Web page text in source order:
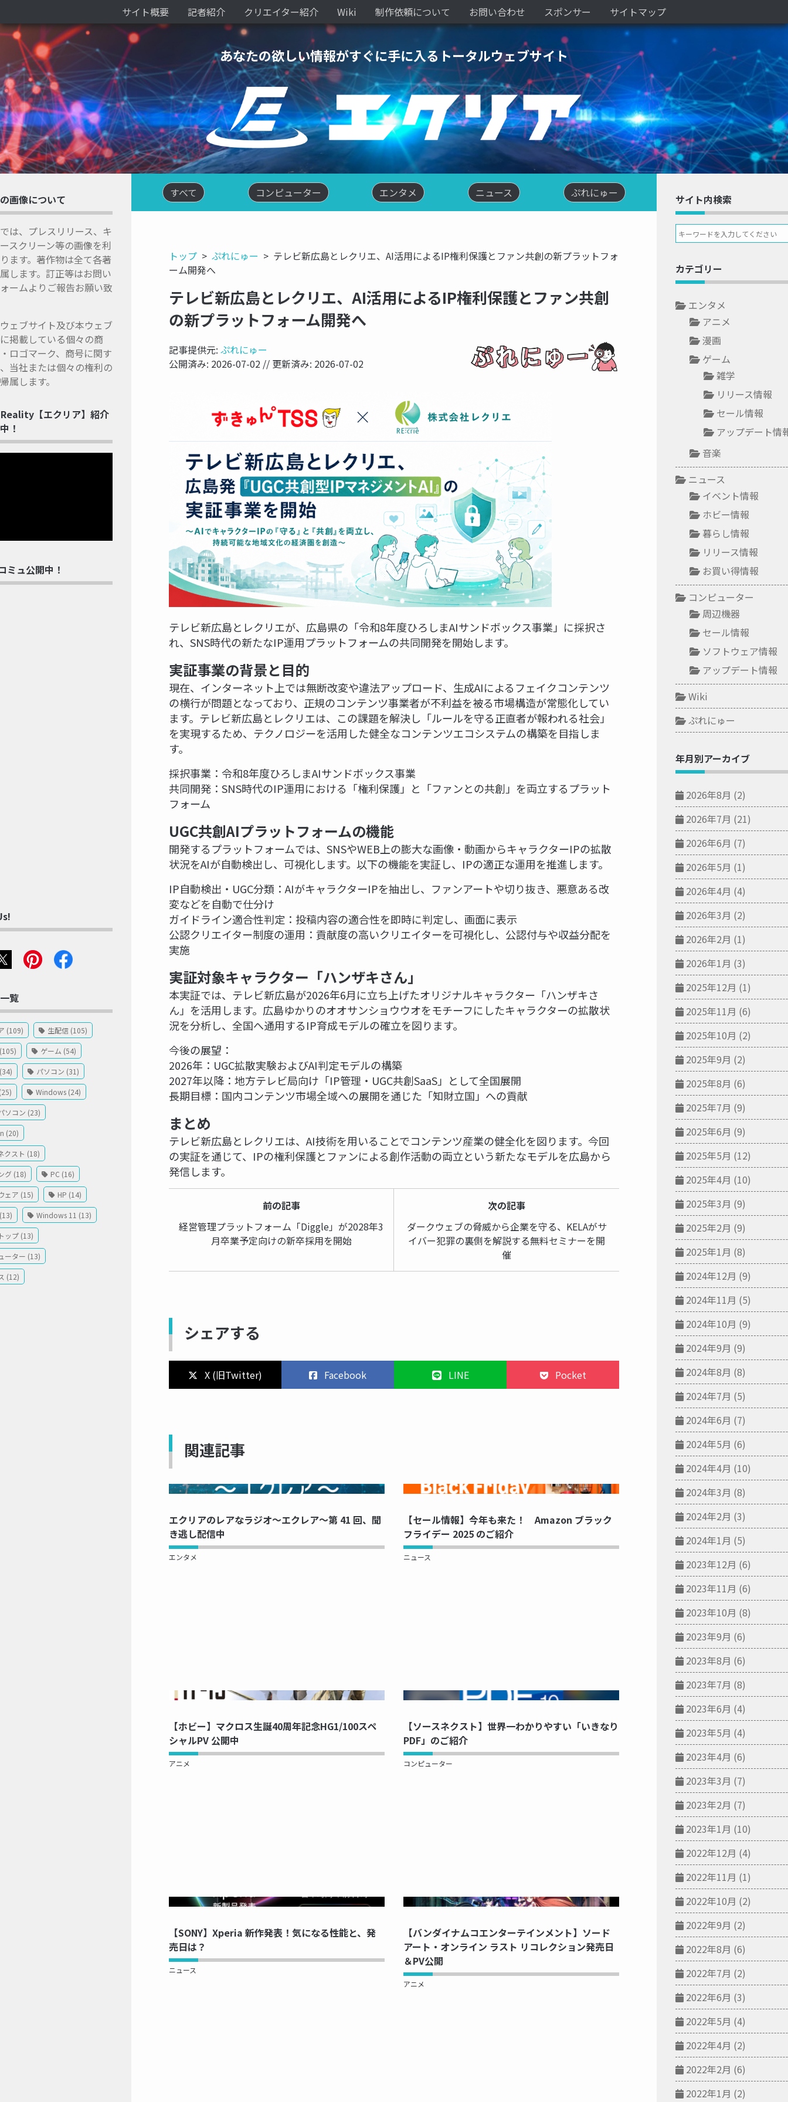
サイト概要 記者紹介 クリエイター紹介 Wiki 制作依頼について お問い合わせ スポンサー サイトマップ
あなたの欲しい情報がすぐに手に入るトータルウェブサイト
すべて コンピューター エンタメ ニュース ぷれにゅー
トップ ぷれにゅー
テレビ新広島とレクリエ、AI活用によるIP権利保護とファン共創の新プラットフォ
ーム開発へ
テレビ新広島とレクリエ、AI活用によるIP権利保護とファン共創
の新プラットフォーム開発へ
記事提供元: ぷれにゅー
公開済み: 2026-07-02 // 更新済み: 2026-07-02
テレビ新広島とレクリエが、広島県の「令和8年度ひろしまAIサンドボックス事業」に採択さ
れ、SNS時代の新たなIP運用プラットフォームの共同開発を開始します。
実証事業の背景と目的
現在、インターネット上では無断改変や違法アップロード、生成AIによるフェイクコンテンツ
の横行が問題となっており、正規のコンテンツ事業者が不利益を被る市場構造が常態化してい
ます。テレビ新広島とレクリエは、この課題を解決し「ルールを守る正直者が報われる社会」
を実現するため、テクノロジーを活用した健全なコンテンツエコシステムの構築を目指しま
す。
採択事業：令和8年度ひろしまAIサンドボックス事業
共同開発：SNS時代のIP運用における「権利保護」と「ファンとの共創」を両立するプラット
フォーム
UGC共創AIプラットフォームの機能
開発するプラットフォームでは、SNSやWEB上の膨大な画像・動画からキャラクターIPの拡散
状況をAIが自動検出し、可視化します。以下の機能を実証し、IPの適正な運用を推進します。
IP自動検出・UGC分類：AIがキャラクターIPを抽出し、ファンアートや切り抜き、悪意ある改
変などを自動で仕分け
ガイドライン適合性判定：投稿内容の適合性を即時に判定し、画面に表示
公認クリエイター制度の運用：貢献度の高いクリエイターを可視化し、公認付与や収益分配を
実施
実証対象キャラクター「ハンザキさん」
本実証では、テレビ新広島が2026年6月に立ち上げたオリジナルキャラクター「ハンザキさ
ん」を活用します。広島ゆかりのオオサンショウウオをモチーフにしたキャラクターの拡散状
況を分析し、全国へ通用するIP育成モデルの確立を図ります。
今後の展望：
2026年：UGC拡散実験およびAI判定モデルの構築
2027年以降：地方テレビ局向け「IP管理・UGC共創SaaS」として全国展開
長期目標：国内コンテンツ市場全域への展開を通じた「知財立国」への貢献
まとめ
テレビ新広島とレクリエは、AI技術を用いることでコンテンツ産業の健全化を図ります。今回
の実証を通じて、IPの権利保護とファンによる創作活動の両立という新たなモデルを広島から
発信します。
前の記事
経営管理プラットフォーム「Diggle」が2028年3
月卒業予定向けの新卒採用を開始
次の記事
ダークウェブの脅威から企業を守る、KELAがサ
イバー犯罪の裏側を解説する無料セミナーを開
催
シェアする
X (旧Twitter) Facebook LINE Pocket
関連記事
NOW PRINTING...
エクリアのレアなラジオ～エクレア～第 41 回、聞
き逃し配信中
エンタメ
NOW PRINTING...
【セール情報】今年も来た！ Amazon ブラック
フライデー 2025 のご紹介
ニュース
NOW PRINTING...
【ホビー】マクロス生誕40周年記念HG1/100スペ
シャルPV 公開中
アニメ
NOW PRINTING...
【ソースネクスト】世界一わかりやすい「いきなり
PDF」のご紹介
コンピューター
NOW PRINTING...
【SONY】Xperia 新作発表！気になる性能と、発
売日は？
ニュース
NOW PRINTING...
【バンダイナムコエンターテインメント】ソード
アート・オンライン ラスト リコレクション発売日
＆PV公開
アニメ
画像について
は、プレスリリース、キ
スクリーン等の画像を利
ます。著作物は全て各著
します。訂正等はお問い
ームよりご報告お願い致
ェブサイト及び本ウェブ
掲載している個々の商
ロゴマーク、商号に関す
当社または個々の権利の
属します。
【エクリア】紹介
！
ミュ公開中！
覧
(109) 生配信 (105)
ゲーム (54)
パソコン (31)
Windows (24)
ソコン (23)
(20)
クスト (18)
グ (18) PC (16)
ェア (15) HP (14)
Windows 11 (13)
ップ (13)
ーター (13)
(12)
サイト内検索
カテゴリー
エンタメ
アニメ
漫画
ゲーム
雑学
リリース情報
セール情報
アップデート情
音楽
ニュース
イベント情報
ホビー情報
暮らし情報
リリース情報
お買い得情報
コンピューター
周辺機器
セール情報
ソフトウェア情報
アップデート情報
Wiki
ぷれにゅー
年月別アーカイブ
2026年8月 (2)
2026年7月 (21)
2026年6月 (7)
2026年5月 (1)
2026年4月 (4)
2026年3月 (2)
2026年2月 (1)
2026年1月 (3)
2025年12月 (1)
2025年11月 (6)
2025年10月 (2)
2025年9月 (2)
2025年8月 (6)
2025年7月 (9)
2025年6月 (9)
2025年5月 (12)
2025年4月 (10)
2025年3月 (9)
2025年2月 (9)
2025年1月 (8)
2024年12月 (9)
2024年11月 (5)
2024年10月 (9)
2024年9月 (9)
2024年8月 (8)
2024年7月 (5)
2024年6月 (7)
2024年5月 (6)
2024年4月 (10)
2024年3月 (8)
2024年2月 (3)
2024年1月 (5)
2023年12月 (6)
2023年11月 (6)
2023年10月 (8)
2023年9月 (6)
2023年8月 (6)
2023年7月 (8)
2023年6月 (4)
2023年5月 (4)
2023年4月 (6)
2023年3月 (7)
2023年2月 (7)
2023年1月 (10)
2022年12月 (4)
2022年11月 (1)
2022年10月 (2)
2022年9月 (2)
2022年8月 (6)
2022年7月 (2)
2022年6月 (3)
2022年5月 (4)
2022年4月 (2)
2022年2月 (6)
2022年1月 (2)